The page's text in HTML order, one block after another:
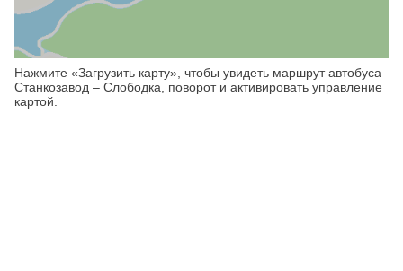
Нажмите «Загрузить карту», чтобы увидеть маршрут автобуса
Станкозавод – Слободка, поворот и активировать управление
картой.